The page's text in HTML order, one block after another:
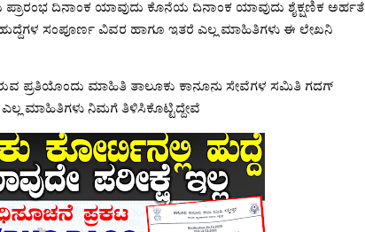
ದಿನಾಂಕ ಯಾವುದು ಕೊನೆಯ ದಿನಾಂಕ ಯಾವುದು ಶೈಕ್ಷಣಿಕ ಅರ್ಹತೆ
ಸಂಪೂರ್ಣ ವಿವರ ಹಾಗೂ ಇತರೆ ಎಲ್ಲ ಮಾಹಿತಿಗಳು ಈ ಲೇಖನಿ
ಪ್ರತಿಯೊಂದು ಮಾಹಿತಿ ತಾಲೂಕು ಕಾನೂನು ಸೇವೆಗಳ ಸಮಿತಿ ಗದಗ್
ಮಾಹಿತಿಗಳು ನಿಮಗೆ ತಿಳಿಸಿಕೊಟ್ಟಿದ್ದೇವೆ